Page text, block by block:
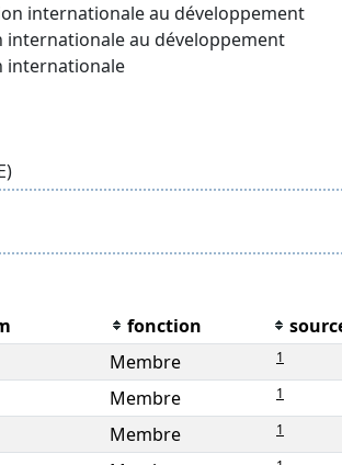
internationale au développement
internationale au développement
internationale
fonction
Membre 1
Membre 1
Membre 1